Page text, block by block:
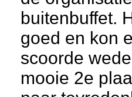
buitenbuffet.
goed en kon
scoorde
mooie 2e